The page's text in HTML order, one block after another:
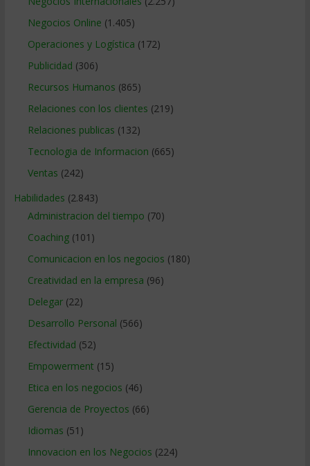
Negocios Online (1.405)
Operaciones y Logística (172)
Publicidad (306)
Recursos Humanos (865)
Relaciones con los clientes (219)
Relaciones publicas (132)
Tecnologia de Informacion (665)
Ventas (242)
Habilidades (2.843)
Administracion del tiempo (70)
Coaching(101)
Comunicacion en los negocios (180)
Creatividad en la empresa (96)
Delegar(22)
Desarrollo Personal (566)
Efectividad (52)
Empowerment (15)
Etica en los negocios (46)
Gerencia de Proyectos (66)
Idiomas (51)
Innovacion en los Negocios (224)